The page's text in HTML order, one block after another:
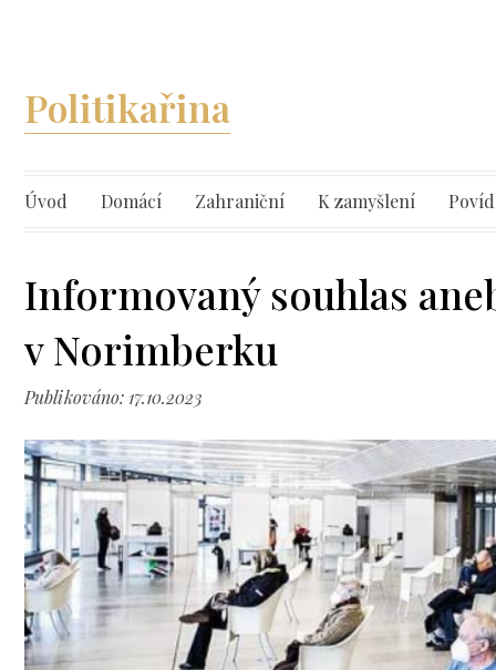
Politikařina
Úvod Domácí Zahraniční K zamyšlení
Informovaný souhlas
v Norimberku
Publikováno: 17.10.2023